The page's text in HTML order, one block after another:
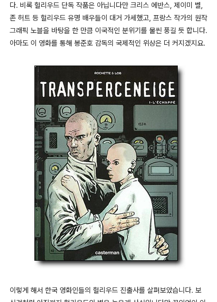
다. 비록 헐리우드 단독 작품은 아닙니다만 크리스 에반스, 제이미 벨,
존 허트 등 헐리우드 유명 배우들이 대거 가세했고, 프랑스 작가의 원작
그래픽 노블을 바탕을 한 만큼 이국적인 분위기를 물씬 풍길 듯 합니다.
아마도 이 영화를 통해 봉준호 감독의 국제적인 위상은 더 커지겠지요.
이렇게 해서 한국 영화인들의 헐리우드 진출사를 살펴보았습니다. 보